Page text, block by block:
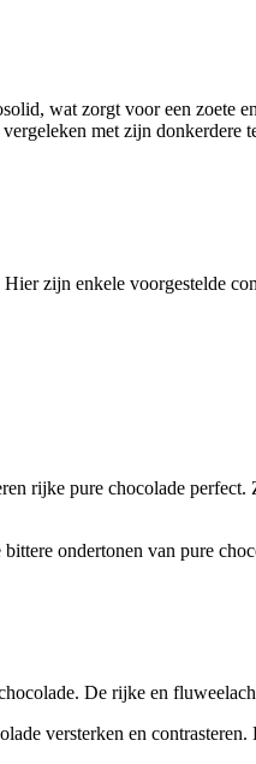
wat zorgt voor een zoete
met zijn donkerdere
zijn enkele voorgestelde
rijke pure chocolade
ondertonen van pure
De rijke en
versterken en